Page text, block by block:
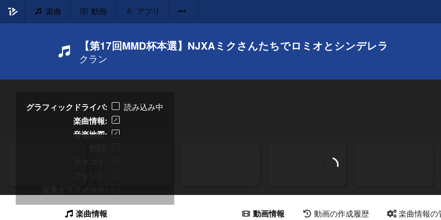
楽曲 動画 アプリ
【第17回MMD杯本選】NJXAミクさんたちでロミオとシンデレラ
クラン
グラフィックドライバ
読み込み中
楽曲情報
音楽地図
楽曲情報 動画情報 動画の作成履歴 楽曲情報の